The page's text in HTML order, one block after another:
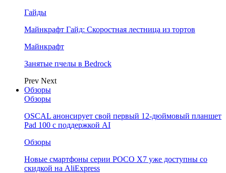
Гайды
Майнкрафт Гайд: Скоростная лестница из тортов
Майнкрафт
Занятые пчелы в Bedrock
Prev Next
Обзоры
Обзоры
OSCAL анонсирует свой первый 12-дюймовый планшет
Pad 100 с поддержкой AI
Обзоры
Новые смартфоны серии POCO X7 уже доступны со
скидкой на AliExpress